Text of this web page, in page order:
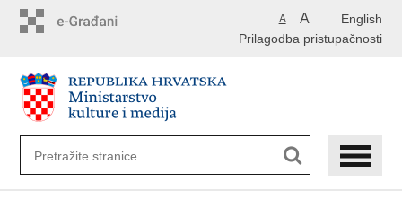
English
A A
Prilagodba pristupačnosti